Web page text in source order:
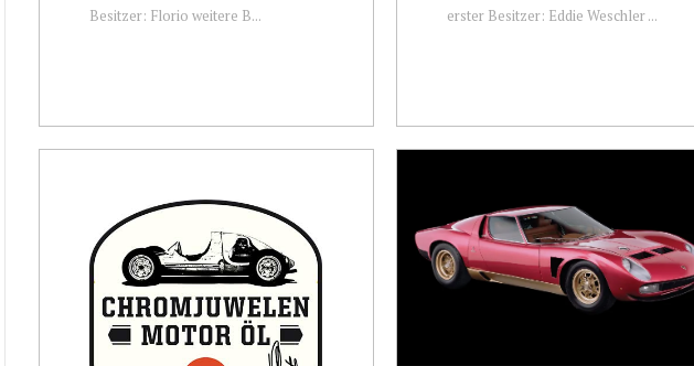
Besitzer: Florio weitere B...
erster Besitzer: Eddie Weschler ...